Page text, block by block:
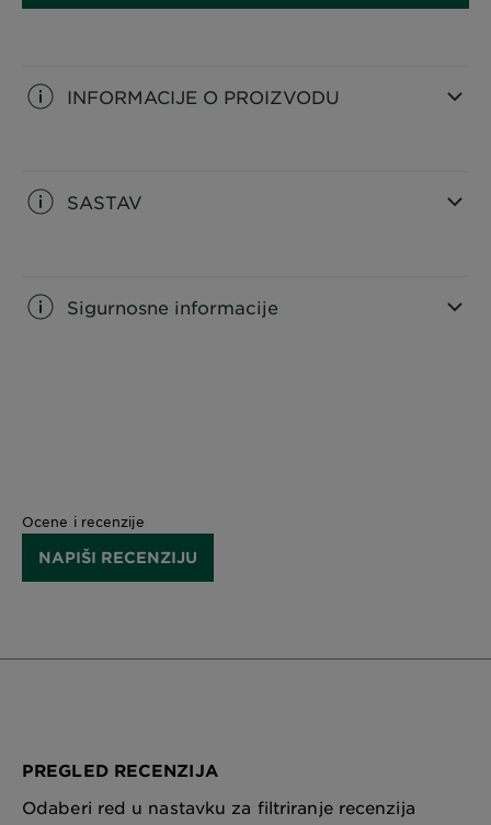
INFORMACIJE O PROIZVODU
SASTAV
Sigurnosne informacije
Ocene i recenzije
NAPIŠI RECENZIJU
PREGLED RECENZIJA
Odaberi red u nastavku za filtriranje recenzija